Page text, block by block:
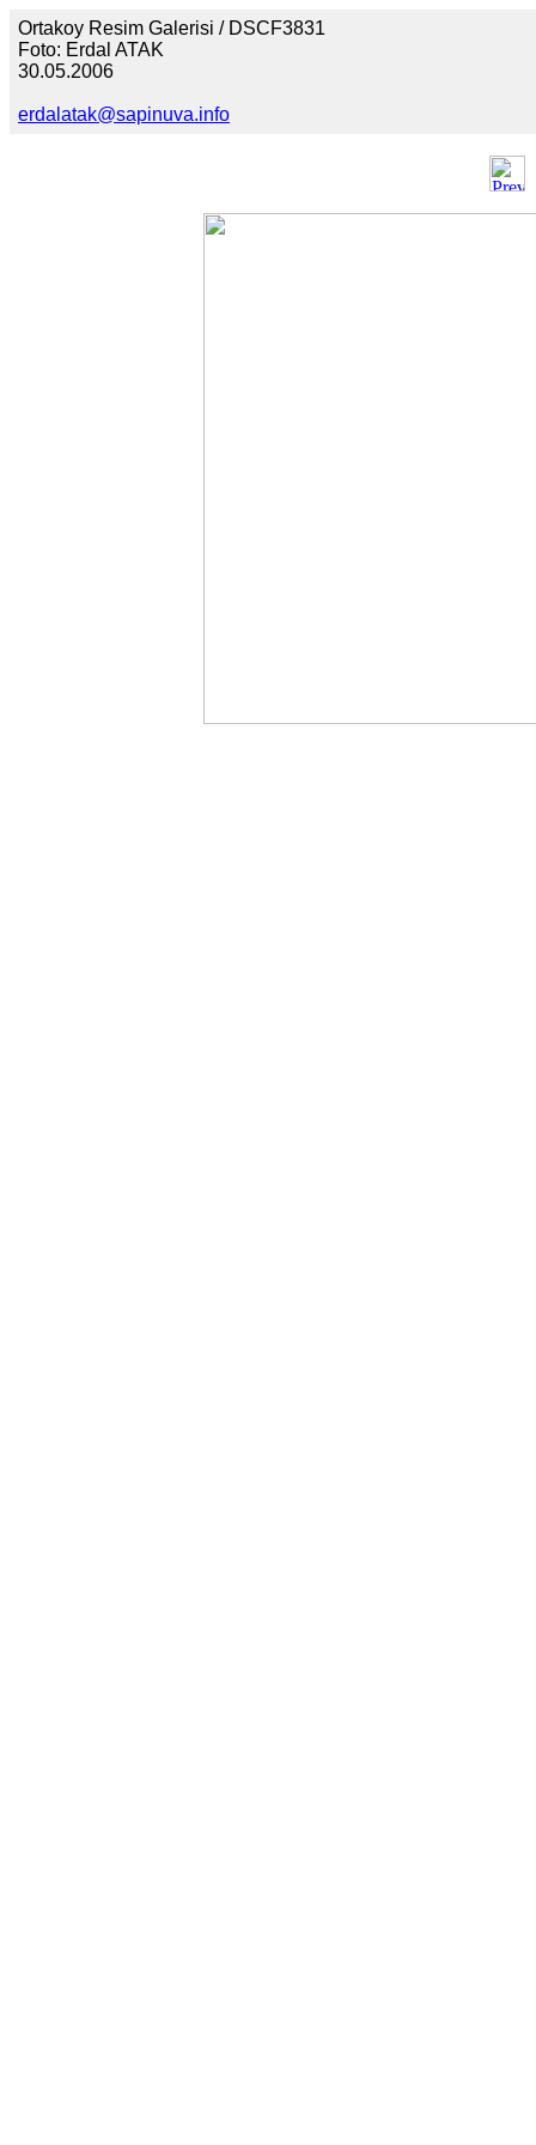
Ortakoy Resim Galerisi / DSCF3831
Foto: Erdal ATAK
30.05.2006
erdalatak@sapinuva.info